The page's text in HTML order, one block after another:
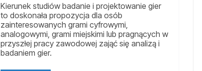
Kierunek studiów badanie i projektowanie gier
to doskonała propozycja dla osób
zainteresowanych grami cyfrowymi,
analogowymi, grami miejskimi lub pragnących w
przyszłej pracy zawodowej zająć się analizą i
badaniem gier.